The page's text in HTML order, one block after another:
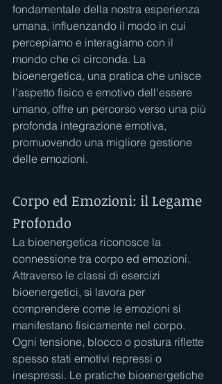
fondamentale della nostra esperienza
umana, influenzando il modo in cui
percepiamo e interagiamo con il
mondo che ci circonda. La
bioenergetica, una pratica che unisce
l'aspetto fisico e emotivo dell'essere
umano, offre un percorso verso una più
profonda integrazione emotiva,
promuovendo una migliore gestione
delle emozioni.
Corpo ed Emozioni: il Legame
Profondo
La bioenergetica riconosce la
connessione tra corpo ed emozioni.
Attraverso le classi di esercizi
bioenergetici, si lavora per
comprendere come le emozioni si
manifestano fisicamente nel corpo.
Ogni tensione, blocco o postura riflette
spesso stati emotivi repressi o
inespressi. Le pratiche bioenergetiche